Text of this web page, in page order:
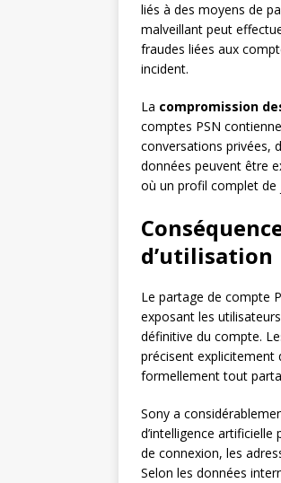
liés à des moyens de
malveillant peut
fraudes liées aux
incident.
La compromission
comptes PSN
conversations privées,
données peuvent être
où un profil complet de
d’utilisation
Le partage de compte
exposant les
définitive du compte.
précisent
formellement tout
Sony a
d’intelligence
de connexion, les
Selon les données